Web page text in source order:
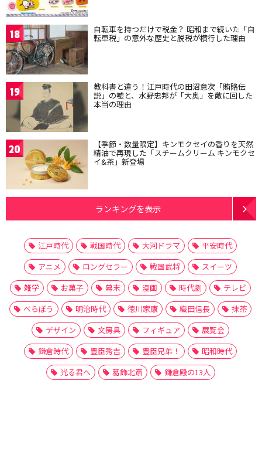
18 自転車を持つだけで税金？ 昭和まで続いた「自
転車税」の意外な歴史と脱税が横行した理由
19 教科書と違う！江戸時代の田沼意次「賄賂伝
説」の嘘と、水野忠邦が「大奥」を敵に回した
本当の理由
20 【季節・数量限定】キンモクセイの香りを天然
精油で再現した「スチームクリーム キンモクセ
イ&茶」新登場
ランキングを表示
江戸時代 戦国時代 大河ドラマ
平安時代
アニメ
ロングセラー 戦国武将
スイーツ
雑学
お菓子 幕末 漫画 時代劇
テレビ
べらぼう
明治時代 徳川家康 織田信長
抹茶
デザイン
文房具 フィギュア
展覧会
鎌倉時代
豊臣秀吉 豊臣兄弟！
昭和時代
光る君へ
葛飾北斎 鎌倉殿の13人